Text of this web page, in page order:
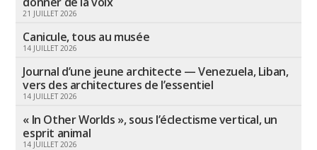
21 JUILLET 2026
Canicule, tous au musée
14 JUILLET 2026
Journal d’une jeune architecte — Venezuela, Liban,
vers des architectures de l’essentiel
14 JUILLET 2026
« In Other Worlds », sous l’éclectisme vertical, un
esprit animal
14 JUILLET 2026